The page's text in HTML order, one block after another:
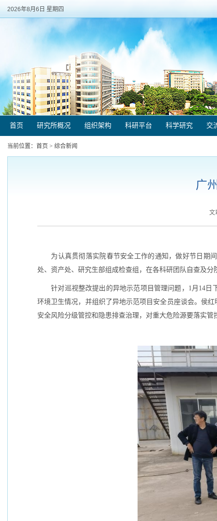
2026年8月6日 星期四
首页 研究所概况 组织架构 科研平台 科学研究 交
当前位置： 首页 > 综合新闻
广
文
为认真贯彻落实院春节安全工作的通知，做好节日期间
处、资产处、研究生部组成检查组，在各科研团队自查及
针对巡视整改提出的异地示范项目管理问题，1月14日
环境卫生情况，并组织了异地示范项目安全员座谈会。侯
安全风险分级管控和隐患排查治理，对重大危险源要落实